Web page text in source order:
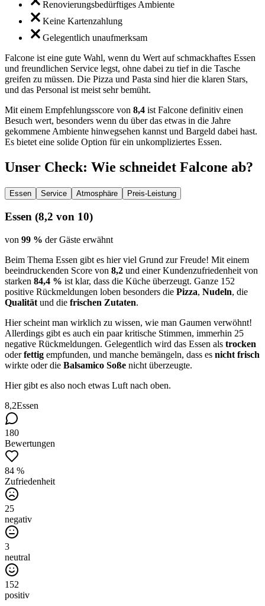
Renovierungsbedürftiges Ambiente
Keine Kartenzahlung
Gelegentlich unaufmerksam
Falcone ist eine gute Wahl, wenn du Wert auf schmackhaftes Essen
und freundlichen Service legst, ohne dabei zu tief in die Tasche
greifen zu müssen. Die Pizza und Pasta sind hier die klaren Stars,
und das Personal ist meist sehr bemüht.
Mit einem Empfehlungsscore von 8,4 ist Falcone definitiv einen
Besuch wert, besonders wenn du über das etwas in die Jahre
gekommene Ambiente hinwegsehen kannst und Bargeld dabei hast.
Es bietet eine solide Option für ein unkompliziertes Essen.
Unser Check: Wie schneidet Falcone ab?
Essen Service Atmosphäre Preis-Leistung
Essen (8,2 von 10)
von 99 % der Gäste erwähnt
Beim Thema Essen gibt es hier viel Grund zur Freude! Mit einem
beeindruckenden Score von 8,2 und einer Kundenzufriedenheit von
starken 84,4 % ist klar, dass die Küche überzeugt. Ganze 152
positive Rückmeldungen loben besonders die Pizza, Nudeln, die
Qualität und die frischen Zutaten.
Hier scheint man wirklich zu wissen, wie man Gaumen verwöhnt!
Allerdings gibt es auch ein paar kritische Stimmen, immerhin 25
negative Rückmeldungen. Gelegentlich wird das Essen als trocken
oderfettig empfunden, und manche bemängeln, dass es nicht frisch
wirkte oder die Balsamico Soße nicht überzeugte.
Hier gibt es also noch etwas Luft nach oben.
8,2Essen
180
Bewertungen
84 %
Zufriedenheit
25
negativ
3
neutral
152
positiv